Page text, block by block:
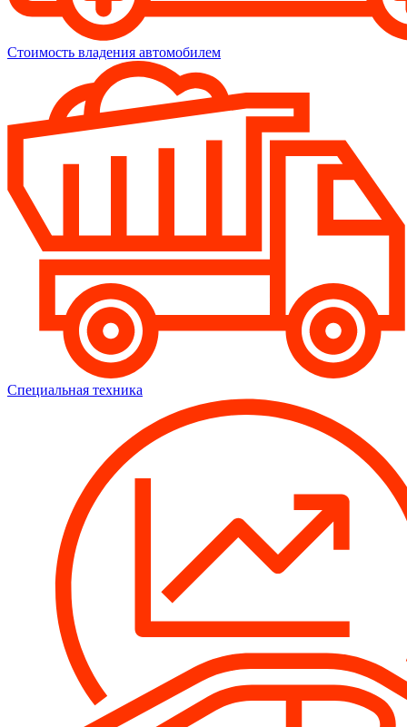
Стоимость владения автомобилем
Специальная техника